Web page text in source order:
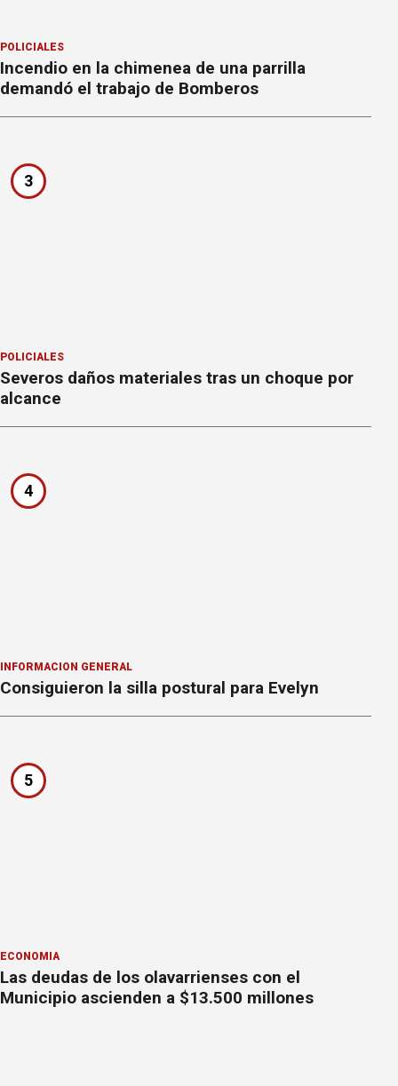
POLICIALES
Incendio en la chimenea de una parrilla
demandó el trabajo de Bomberos
3
POLICIALES
Severos daños materiales tras un choque por
alcance
4
INFORMACION GENERAL
Consiguieron la silla postural para Evelyn
5
ECONOMÍA
Las deudas de los olavarrienses con el
Municipio ascienden a $13.500 millones